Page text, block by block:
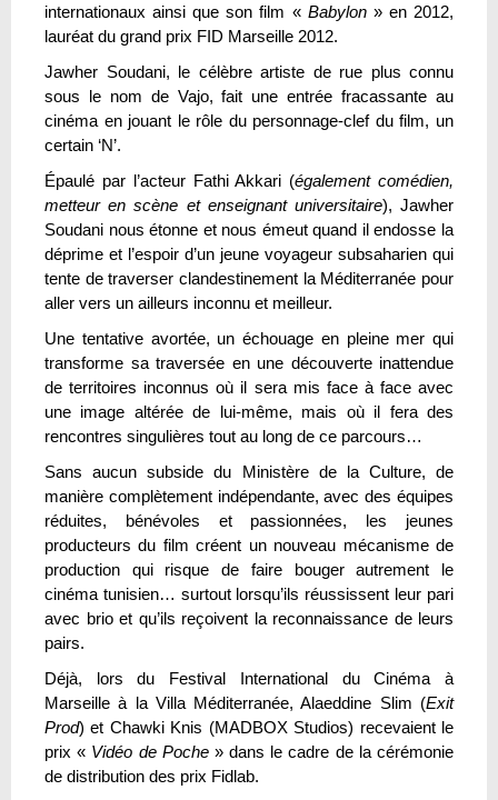
internationaux ainsi que son film « Babylon» en 2012,
lauréat du grand prix FID Marseille 2012.
Jawher Soudani, le célèbre artiste de rue plus connu
sous le nom de Vajo, fait une entrée fracassante au
cinéma en jouant le rôle du personnage-clef du film, un
certain ‘N’.
Épaulé par l’acteur Fathi Akkari (également comédien,
metteur en scène et enseignant universitaire), Jawher
Soudani nous étonne et nous émeut quand il endosse la
déprime et l’espoir d’un jeune voyageur subsaharien qui
tente de traverser clandestinement la Méditerranée pour
aller vers un ailleurs inconnu et meilleur.
Une tentative avortée, un échouage en pleine mer qui
transforme sa traversée en une découverte inattendue
de territoires inconnus où il sera mis face à face avec
une image altérée de lui-même, mais où il fera des
rencontres singulières tout au long de ce parcours…
Sans aucun subside du Ministère de la Culture, de
manière complètement indépendante, avec des équipes
réduites, bénévoles et passionnées, les jeunes
producteurs du film créent un nouveau mécanisme de
production qui risque de faire bouger autrement le
cinéma tunisien… surtout lorsqu’ils réussissent leur pari
avec brio et qu’ils reçoivent la reconnaissance de leurs
pairs.
Déjà, lors du Festival International du Cinéma à
Marseille à la Villa Méditerranée, Alaeddine Slim (Exit
Prod) et Chawki Knis (MADBOX Studios) recevaient le
prix « Vidéo de Poche» dans le cadre de la cérémonie
de distribution des prix Fidlab.